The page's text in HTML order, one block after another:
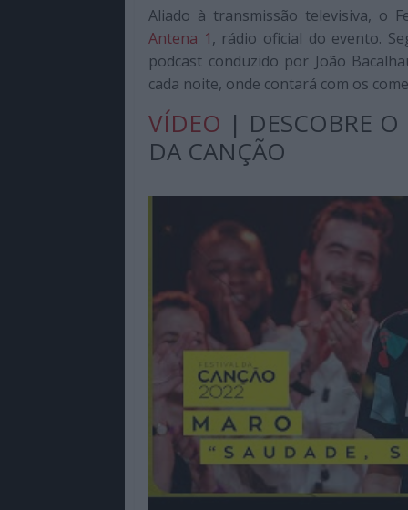
Aliado à transmissão televisiva, o
Antena 1, rádio oficial do evento.
podcast conduzido por João
cada noite, onde contará com os
VÍDEO | DESCOBRE
DA CANÇÃO